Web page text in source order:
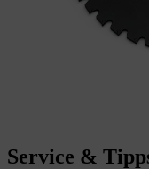
Service &